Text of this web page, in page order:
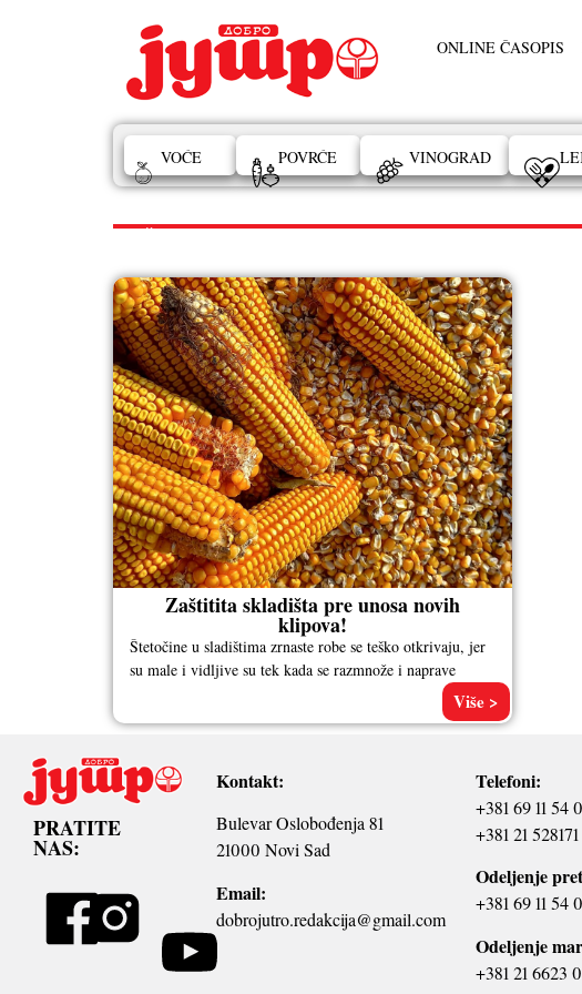
ONLINE ČASOPIS
VOĆE POVRĆE VINOGRAD
ZAŠTITA AMBARA
Zaštitita skladišta pre unosa novih
klipova!
Štetočine u sladištima zrnaste robe se teško otkrivaju, jer
su male i vidljive su tek kada se razmnože i naprave
Više >
PRATITE
NAS:
Kontakt:
Bulevar Oslobođenja 81
21000 Novi Sad
Email:
dobrojutro.redakcija@gmail.com
Telefoni:
+381 69 11 54
+381 21 528171
Odeljenje
+381 69 11 54
Odeljenje
+381 21 6623